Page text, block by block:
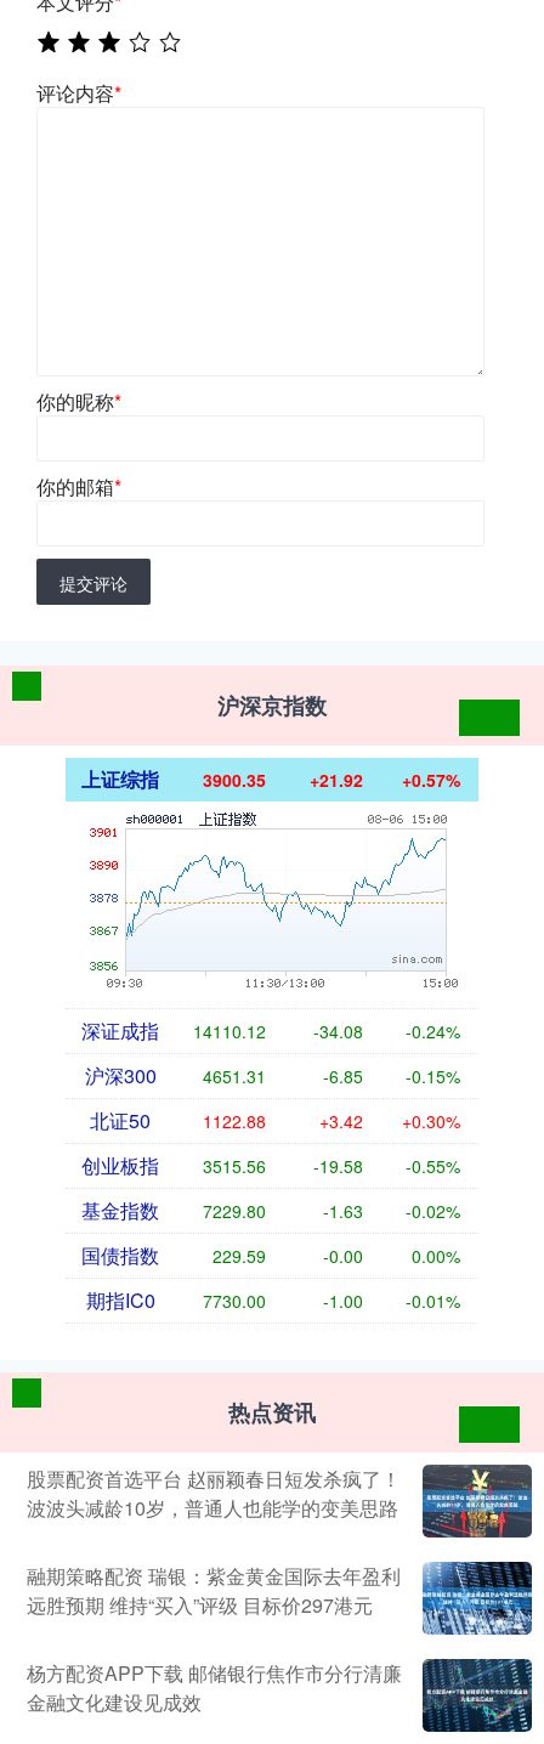
评论内容*
你的昵称*
你的邮箱*
提交评论
沪深京指数
上证综指 3900.35 +21.92 +0.57%
深证成指 14110.12 -34.08 -0.24%
沪深300 4651.31 -6.85 -0.15%
北证50 1122.88 +3.42 +0.30%
创业板指 3515.56 -19.58 -0.55%
基金指数 7229.80 -1.63 -0.02%
国债指数 229.59 -0.00 0.00%
期指IC0 7730.00 -1.00 -0.01%
热点资讯
股票配资首选平台 赵丽颖春日短发杀疯了！
波波头减龄10岁，普通人也能学的变美思路
融期策略配资 瑞银：紫金黄金国际去年盈利
远胜预期 维持“买入”评级 目标价297港元
杨方配资APP下载 邮储银行焦作市分行清廉
金融文化建设见成效